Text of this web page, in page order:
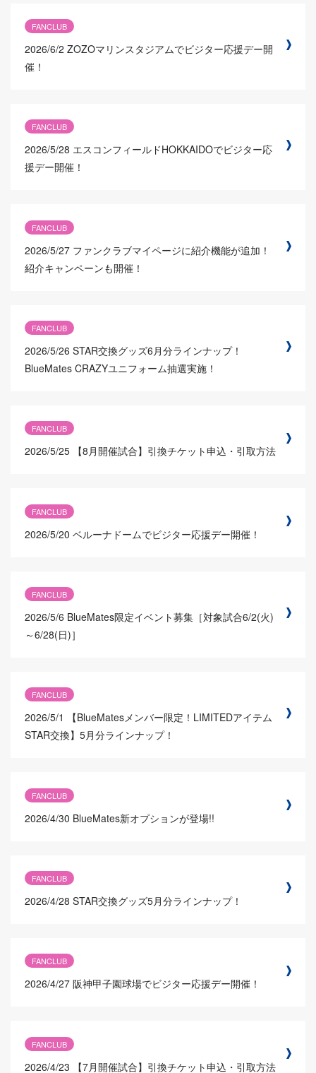
FANCLUB
2026/6/2 ZOZOマリンスタジアムでビジター応援デー開
催！
FANCLUB
2026/5/28 エスコンフィールドHOKKAIDOでビジター応
援デー開催！
FANCLUB
2026/5/27 ファンクラブマイページに紹介機能が追加！
紹介キャンペーンも開催！
FANCLUB
2026/5/26 STAR交換グッズ6月分ラインナップ！
BlueMates CRAZYユニフォーム抽選実施！
FANCLUB
2026/5/25 【8月開催試合】引換チケット申込・引取方法
FANCLUB
2026/5/20 ベルーナドームでビジター応援デー開催！
FANCLUB
2026/5/6 BlueMates限定イベント募集［対象試合6/2(火)
～6/28(日)］
FANCLUB
2026/5/1
【BlueMatesメンバー限定！LIMITEDアイテム
STAR交換】5月分ラインナップ！
FANCLUB
2026/4/30 BlueMates新オプションが登場!!
FANCLUB
2026/4/28 STAR交換グッズ5月分ラインナップ！
FANCLUB
2026/4/27 阪神甲子園球場でビジター応援デー開催！
FANCLUB
2026/4/23 【7月開催試合】引換チケット申込・引取方法